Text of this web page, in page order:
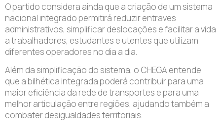
O partido considera ainda que a criação de um sistema
nacional integrado permitirá reduzir entraves
administrativos, simplificar deslocações e facilitar a vida
a trabalhadores, estudantes e utentes que utilizam
diferentes operadores no dia a dia.
Além da simplificação do sistema, o CHEGA entende
que a bilhética integrada poderá contribuir para uma
maior eficiência da rede de transportes e para uma
melhor articulação entre regiões, ajudando também a
combater desigualdades territoriais.